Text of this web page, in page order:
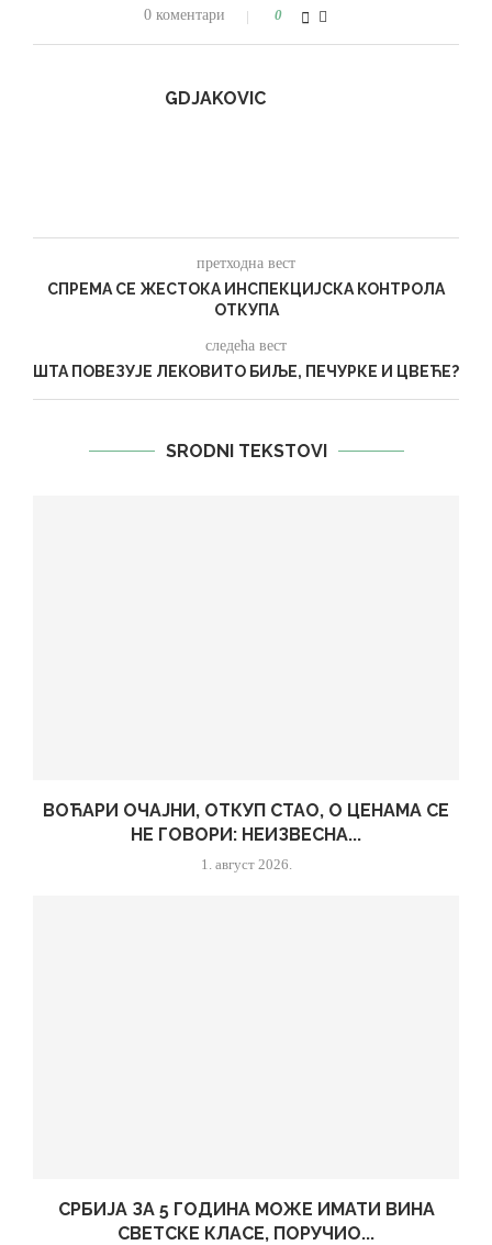
0 коментари 0
GDJAKOVIC
претходна вест
СПРЕМА СЕ ЖЕСТОКА ИНСПЕКЦИЈСКА КОНТРОЛА
ОТКУПА
следећа вест
ШТА ПОВЕЗУЈЕ ЛЕКОВИТО БИЉЕ, ПЕЧУРКЕ И ЦВЕЋЕ?
SRODNI TEKSTOVI
ВОЋАРИ ОЧАЈНИ, ОТКУП СТАО, О ЦЕНАМА СЕ
НЕ ГОВОРИ: НЕИЗВЕСНА...
1. август 2026.
СРБИЈА ЗА 5 ГОДИНА МОЖЕ ИМАТИ ВИНА
СВЕТСКЕ КЛАСЕ, ПОРУЧИО...